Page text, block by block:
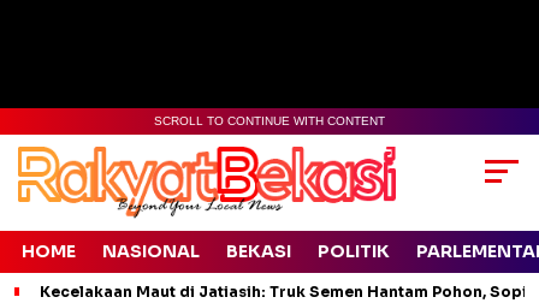
SCROLL TO CONTINUE WITH CONTENT
HOME NASIONAL BEKASI POLITIK
Kecelakaan Maut di Jatiasih: Truk Semen Hantam Pohon,